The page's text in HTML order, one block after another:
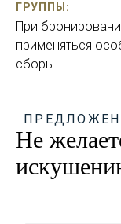
ГРУППЫ:
При
применяться
сборы.
Не